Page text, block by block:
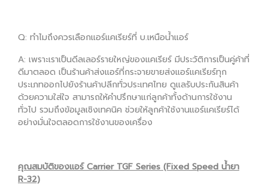
Q: ทำไมถึงควรเลือกแอร์แคเรียร์ที่ บ.เหนือน้ำแอร์
A: เพราะเราเป็นดีลเลอร์รายใหญ่ของแคเรียร์ มีประวัติการเป็นคู่ค้าที่
ดีมาตลอด เป็นร้านค้าส่งแอร์ที่กระจายขายส่งแอร์แคเรียร์ทุก
ประเภทออกไปยังร้านค้าปลีกทั่วประเทศไทย ดูแลรับประกันสินค้า
ด้วยความใส่ใจ สามารถให้คำปรึกษาแก่ลูกค้าทั้งด้านการใช้งาน
ทั่วไป รวมถึงข้อมูลเชิงเทคนิค ช่วยให้ลูกค้าใช้งานแอร์แคเรียร์ได้
อย่างมั่นใจตลอดการใช้งานของเครื่อง
คุณสมบัติของแอร์ Carrier TGF Series (Fixed Speed น้ำยา
R-32)